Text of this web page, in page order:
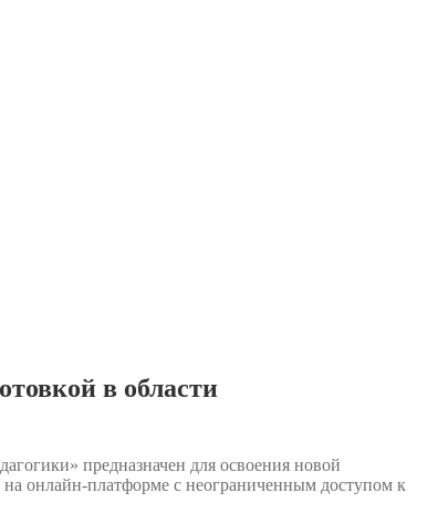
в области
предназначен для освоения новой
онлайн-платформе с неограниченным доступом к